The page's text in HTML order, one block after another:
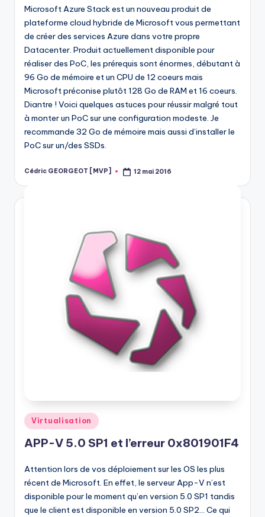
Microsoft Azure Stack est un nouveau produit de
plateforme cloud hybride de Microsoft vous permettant
de créer des services Azure dans votre propre
Datacenter. Produit actuellement disponible pour
réaliser des PoC, les prérequis sont énormes, débutant à
96 Go de mémoire et un CPU de 12 coeurs mais
Microsoft préconise plutôt 128 Go de RAM et 16 coeurs.
Diantre ! Voici quelques astuces pour réussir malgré tout
à monter un PoC sur une configuration modeste. Je
recommande 32 Go de mémoire mais aussi d’installer le
PoC sur un/des SSDs.
Posted
Cédric GEORGEOT [MVP] 12 mai 2016
Posted
in
Virtualisation
APP-V 5.0 SP1 et l’erreur 0x801901F4
Attention lors de vos déploiement sur les OS les plus
récent de Microsoft. En effet, le serveur App-V n’est
disponible pour le moment qu’en version 5.0 SP1 tandis
que le client est disponible en version 5.0 SP2… Ce qui